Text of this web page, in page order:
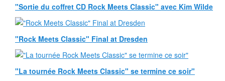
"Sortie du coffret CD Rock Meets Classic" avec Kim Wilde
"Rock Meets Classic" Final at Dresden
"La tournée Rock Meets Classic" se termine ce soir"